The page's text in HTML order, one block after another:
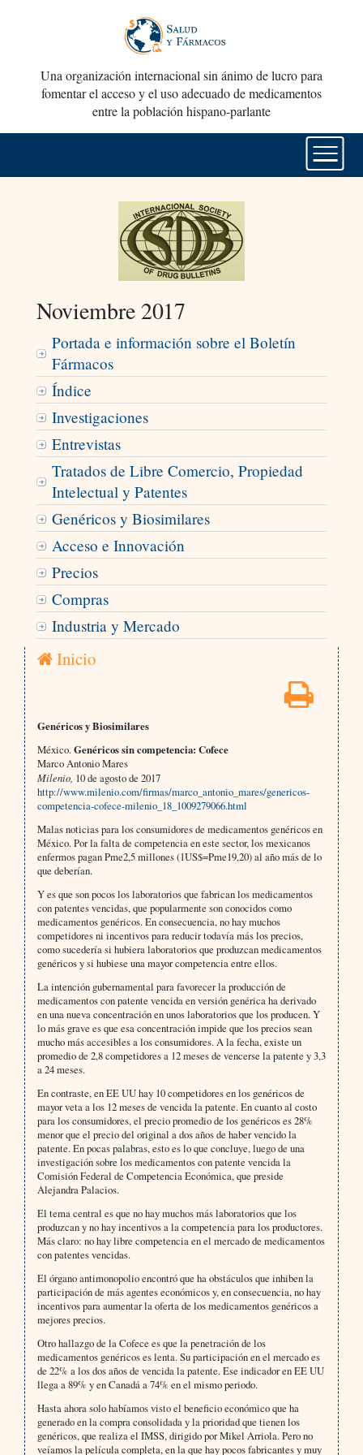
Una organización internacional sin ánimo de lucro para
fomentar el acceso y el uso adecuado de medicamentos
entre la población hispano-parlante
Noviembre 2017
Portada e información sobre el Boletín
Fármacos
Índice
Investigaciones
Entrevistas
Tratados de Libre Comercio, Propiedad
Intelectual y Patentes
Genéricos y Biosimilares
Acceso e Innovación
Precios
Compras
Industria y Mercado
Inicio
Genéricos y Biosimilares
México.Genéricos sin competencia: Cofece
Marco Antonio Mares
Milenio, 10 de agosto de 2017
http://www.milenio.com/firmas/marco_antonio_mares/genericos-
competencia-cofece-milenio_18_1009279066.html
Malas noticias para los consumidores de medicamentos genéricos en
México. Por la falta de competencia en este sector, los mexicanos
enfermos pagan Pme2,5 millones (1US$=Pme19,20) al año más de lo
que deberían.
Y es que son pocos los laboratorios que fabrican los medicamentos
con patentes vencidas, que popularmente son conocidos como
medicamentos genéricos. En consecuencia, no hay muchos
competidores ni incentivos para reducir todavía más los precios,
como sucedería si hubiera laboratorios que produzcan medicamentos
genéricos y si hubiese una mayor competencia entre ellos.
La intención gubernamental para favorecer la producción de
medicamentos con patente vencida en versión genérica ha derivado
en una nueva concentración en unos laboratorios que los producen. Y
lo más grave es que esa concentración impide que los precios sean
mucho más accesibles a los consumidores. A la fecha, existe un
promedio de 2,8 competidores a 12 meses de vencerse la patente y 3,3
a 24 meses.
En contraste, en EE UU hay 10 competidores en los genéricos de
mayor veta a los 12 meses de vencida la patente. En cuanto al costo
para los consumidores, el precio promedio de los genéricos es 28%
menor que el precio del original a dos años de haber vencido la
patente. En pocas palabras, esto es lo que concluye, luego de una
investigación sobre los medicamentos con patente vencida la
Comisión Federal de Competencia Económica, que preside
Alejandra Palacios.
El tema central es que no hay muchos más laboratorios que los
produzcan y no hay incentivos a la competencia para los productores.
Más claro: no hay libre competencia en el mercado de medicamentos
con patentes vencidas.
El órgano antimonopolio encontró que ha obstáculos que inhiben la
participación de más agentes económicos y, en consecuencia, no hay
incentivos para aumentar la oferta de los medicamentos genéricos a
mejores precios.
Otro hallazgo de la Cofece es que la penetración de los
medicamentos genéricos es lenta. Su participación en el mercado es
de 22% a los dos años de vencida la patente. Ese indicador en EE UU
llega a 89% y en Canadá a 74% en el mismo periodo.
Hasta ahora solo habíamos visto el beneficio económico que ha
generado en la compra consolidada y la prioridad que tienen los
genéricos, que realiza el IMSS, dirigido por Mikel Arriola. Pero no
veíamos la película completa, en la que hay pocos fabricantes y muy